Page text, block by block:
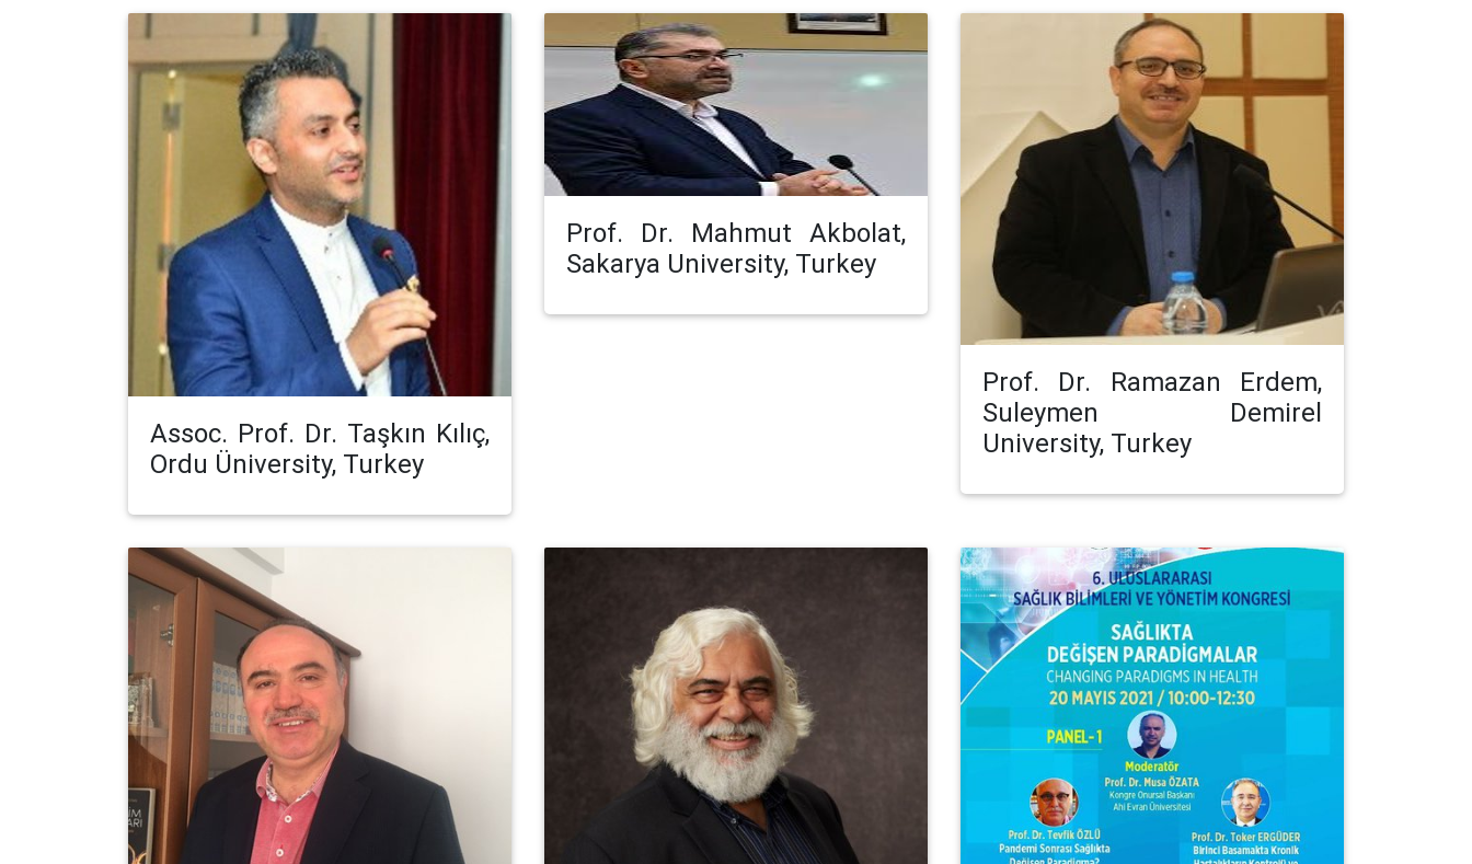
Assoc. Prof. Dr. Taşkın Kılıç,
Ordu Üniversity, Turkey
Prof. Dr. Mahmut Akbolat,
Sakarya University, Turkey
Prof. Dr. Ramazan Erdem,
Suleymen Demirel
University, Turkey